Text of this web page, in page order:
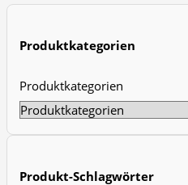
s
Produktkategorien
Produktkategorien
Produkt-Schlagwörter